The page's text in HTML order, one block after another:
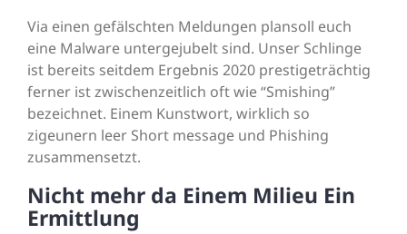
Via einen gefälschten Meldungen plansoll euch
eine Malware untergejubelt sind. Unser Schlinge
ist bereits seitdem Ergebnis 2020 prestigeträchtig
ferner ist zwischenzeitlich oft wie “Smishing”
bezeichnet. Einem Kunstwort, wirklich so
zigeunern leer Short message und Phishing
zusammensetzt.
Nicht mehr da Einem Milieu Ein
Ermittlung